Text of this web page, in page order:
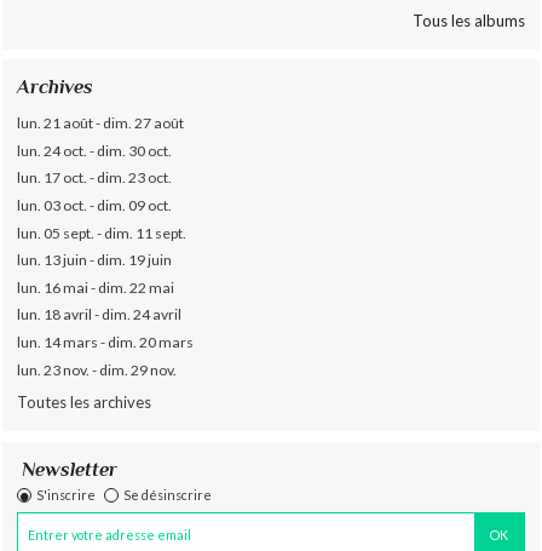
Tous les albums
Archives
lun. 21 août - dim. 27 août
lun. 24 oct. - dim. 30 oct.
lun. 17 oct. - dim. 23 oct.
lun. 03 oct. - dim. 09 oct.
lun. 05 sept. - dim. 11 sept.
lun. 13 juin - dim. 19 juin
lun. 16 mai - dim. 22 mai
lun. 18 avril - dim. 24 avril
lun. 14 mars - dim. 20 mars
lun. 23 nov. - dim. 29 nov.
Toutes les archives
Newsletter
S'inscrire Se désinscrire